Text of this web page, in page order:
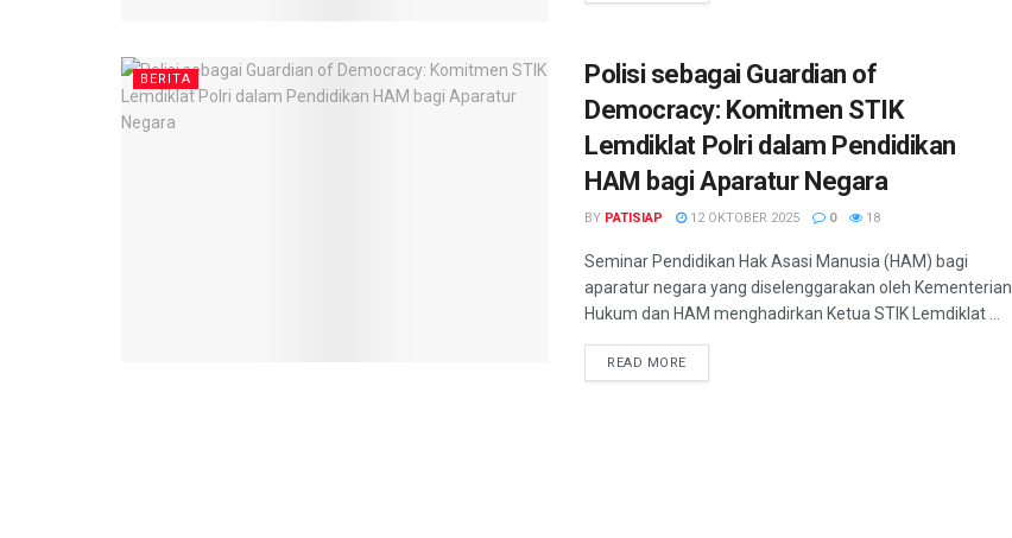
BERITA
Polisi sebagai Guardian of
Democracy: Komitmen STIK
Lemdiklat Polri dalam Pendidikan
HAM bagi Aparatur Negara
BY PATISIAP 12 OKTOBER 2025 0 18
Seminar Pendidikan Hak Asasi Manusia (HAM) bagi
aparatur negara yang diselenggarakan oleh Kementerian
Hukum dan HAM menghadirkan Ketua STIK Lemdiklat ...
READ MOREDETAILS